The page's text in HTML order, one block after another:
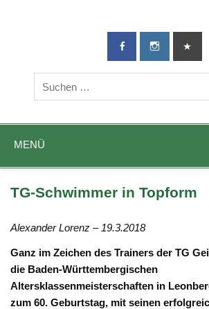
TG-
DIE Sportadresse in Geislingen!
MENÜ
TG-Schwimmer in Topform
Alexander Lorenz – 19.3.2018
Ganz im Zeichen des Trainers der TG
die Baden-Württembergischen
Altersklassenmeisterschaften in
zum 60. Geburtstag, mit seinen